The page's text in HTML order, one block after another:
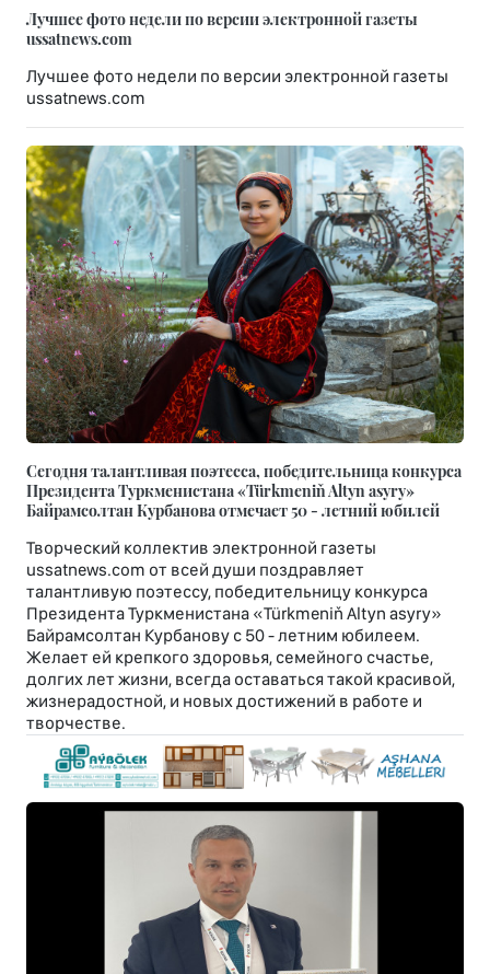
Лучшее фото недели по версии электронной газеты
ussatnews.com
Лучшее фото недели по версии электронной газеты
ussatnews.com
Сегодня талантливая поэтесса, победительница конкурса
Президента Туркменистана «Türkmeniň Altyn asyry»
Байрамсолтан Курбанова отмечает 50 - летний юбилей
Творческий коллектив электронной газеты
ussatnews.com от всей души поздравляет
талантливую поэтессу, победительницу конкурса
Президента Туркменистана «Türkmeniň Altyn asyry»
Байрамсолтан Курбанову с 50 - летним юбилеем.
Желает ей крепкого здоровья, семейного счастье,
долгих лет жизни, всегда оставаться такой красивой,
жизнерадостной, и новых достижений в работе и
творчестве.